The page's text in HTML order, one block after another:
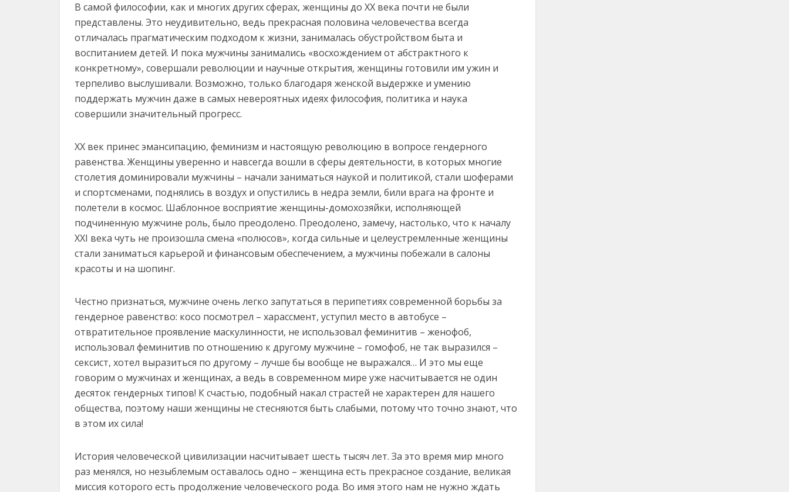
В самой философии, как и многих других сферах, женщины до XX века почти не были
представлены. Это неудивительно, ведь прекрасная половина человечества всегда
отличалась прагматическим подходом к жизни, занималась обустройством быта и
воспитанием детей. И пока мужчины занимались «восхождением от абстрактного к
конкретному», совершали революции и научные открытия, женщины готовили им ужин и
терпеливо выслушивали. Возможно, только благодаря женской выдержке и умению
поддержать мужчин даже в самых невероятных идеях философия, политика и наука
совершили значительный прогресс.
XX век принес эмансипацию, феминизм и настоящую революцию в вопросе гендерного
равенства. Женщины уверенно и навсегда вошли в сферы деятельности, в которых многие
столетия доминировали мужчины – начали заниматься наукой и политикой, стали шоферами
и спортсменами, поднялись в воздух и опустились в недра земли, били врага на фронте и
полетели в космос. Шаблонное восприятие женщины-домохозяйки, исполняющей
подчиненную мужчине роль, было преодолено. Преодолено, замечу, настолько, что к началу
XXI века чуть не произошла смена «полюсов», когда сильные и целеустремленные женщины
стали заниматься карьерой и финансовым обеспечением, а мужчины побежали в салоны
красоты и на шопинг.
Честно признаться, мужчине очень легко запутаться в перипетиях современной борьбы за
гендерное равенство: косо посмотрел – харассмент, уступил место в автобусе –
отвратительное проявление маскулинности, не использовал феминитив – женофоб,
использовал феминитив по отношению к другому мужчине – гомофоб, не так выразился –
сексист, хотел выразиться по другому – лучше бы вообще не выражался… И это мы еще
говорим о мужчинах и женщинах, а ведь в современном мире уже насчитывается не один
десяток гендерных типов! К счастью, подобный накал страстей не характерен для нашего
общества, поэтому наши женщины не стесняются быть слабыми, потому что точно знают, что
в этом их сила!
История человеческой цивилизации насчитывает шесть тысяч лет. За это время мир много
раз менялся, но незыблемым оставалось одно – женщина есть прекрасное создание, великая
миссия которого есть продолжение человеческого рода. Во имя этого нам не нужно ждать